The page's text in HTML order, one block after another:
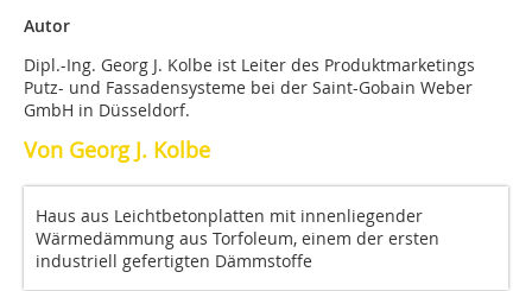
Autor
Dipl.-Ing. Georg J. Kolbe ist Leiter des Produktmarketings
Putz- und Fassadensysteme bei der Saint-Gobain Weber
GmbH in Düsseldorf.
Von Georg J. Kolbe
Haus aus Leichtbetonplatten mit innenliegender
Wärmedämmung aus Torfoleum, einem der ersten
industriell gefertigten Dämmstoffe